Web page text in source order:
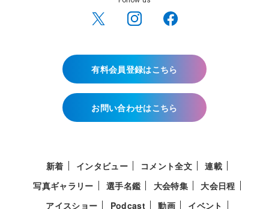
有料会員登録はこちら
お問い合わせはこちら
新着 インタビュー コメント全文
連載
写真ギャラリー
選手名鑑 大会特集
大会日程
アイスショー
Podcast 動画 イベント